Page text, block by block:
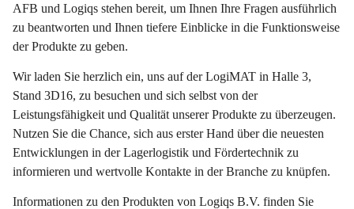
AFB und Logiqs stehen bereit, um Ihnen Ihre Fragen ausführlich
zu beantworten und Ihnen tiefere Einblicke in die Funktionsweise
der Produkte zu geben.
Wir laden Sie herzlich ein, uns auf der LogiMAT in Halle 3,
Stand 3D16, zu besuchen und sich selbst von der
Leistungsfähigkeit und Qualität unserer Produkte zu überzeugen.
Nutzen Sie die Chance, sich aus erster Hand über die neuesten
Entwicklungen in der Lagerlogistik und Fördertechnik zu
informieren und wertvolle Kontakte in der Branche zu knüpfen.
Informationen zu den Produkten von Logiqs B.V. finden Sie